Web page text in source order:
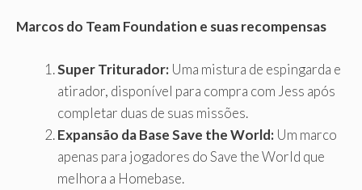
Marcos do Team Foundation e suas recompensas
Super Triturador: Uma mistura de espingarda e
atirador, disponível para compra com Jess após
completar duas de suas missões.
Expansão da Base Save the World: Um marco
apenas para jogadores do Save the World que
melhora a Homebase.